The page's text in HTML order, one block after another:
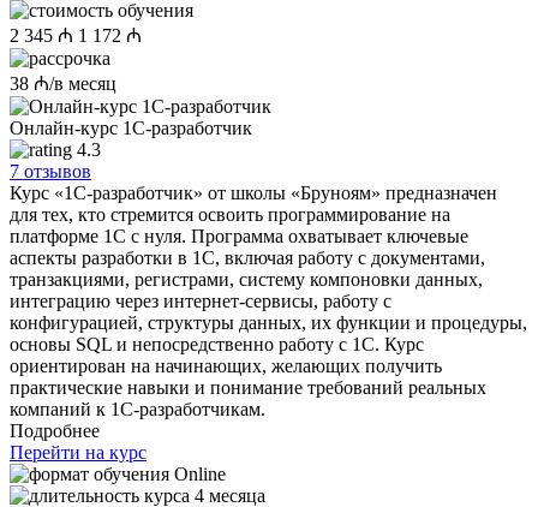
2 345 ₼ 1 172 ₼
38 ₼/в месяц
Онлайн-курс 1С-разработчик
4.3
7 отзывов
Курс «1С-разработчик» от школы «Бруноям» предназначен
для тех, кто стремится освоить программирование на
платформе 1С с нуля. Программа охватывает ключевые
аспекты разработки в 1С, включая работу с документами,
транзакциями, регистрами, систему компоновки данных,
интеграцию через интернет-сервисы, работу с
конфигурацией, структуры данных, их функции и процедуры,
основы SQL и непосредственно работу с 1С. Курс
ориентирован на начинающих, желающих получить
практические навыки и понимание требований реальных
компаний к 1С-разработчикам.
Подробнее
Перейти на курс
Online
4 месяца